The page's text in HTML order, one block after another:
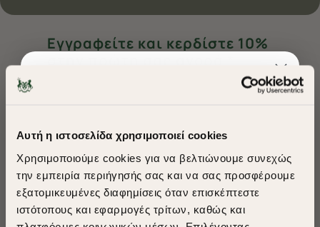
Αυτή η ιστοσελίδα χρησιμοποιεί cookies
Χρησιμοποιούμε cookies για να βελτιώνουμε συνεχώς
την εμπειρία περιήγησής σας και να σας προσφέρουμε
εξατομικευμένες διαφημίσεις όταν επισκέπτεστε
ιστότοπους και εφαρμογές τρίτων, καθώς και
Εγγραφείτε και κερδίστε 10%
Παντελόνια
Αποδέχομαι την πολιτική απορρήτου & τους
​
A Season of Style